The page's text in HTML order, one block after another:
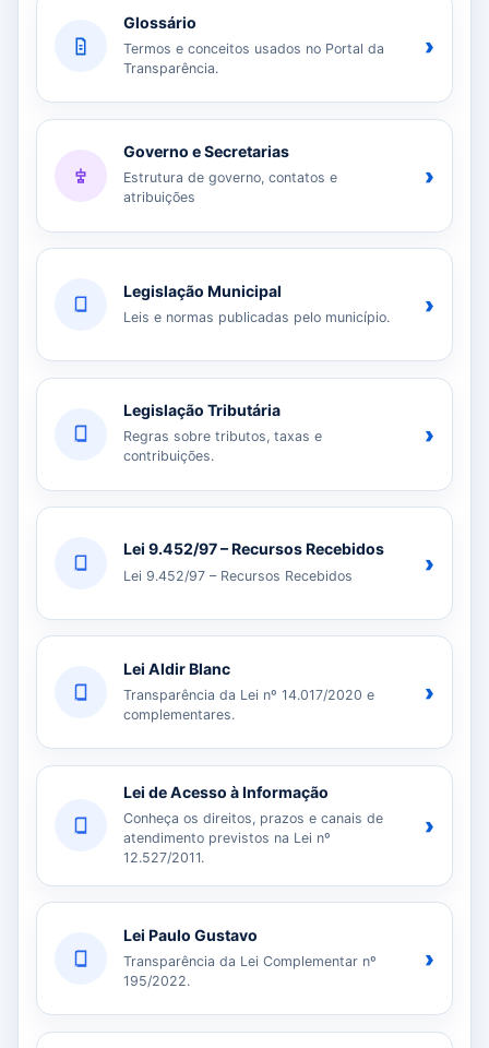
Glossário
Termos e conceitos usados no Portal da
Transparência.
›
Governo e Secretarias
Estrutura de governo, contatos e
atribuições
›
Legislação Municipal
Leis e normas publicadas pelo município. ›
Legislação Tributária
Regras sobre tributos, taxas e
contribuições.
›
Lei 9.452/97 – Recursos Recebidos
Lei 9.452/97 – Recursos Recebidos ›
Lei Aldir Blanc
Transparência da Lei nº 14.017/2020 e
complementares.
›
Lei de Acesso à Informação
Conheça os direitos, prazos e canais de
atendimento previstos na Lei nº
12.527/2011.
›
Lei Paulo Gustavo
Transparência da Lei Complementar nº
195/2022.
›